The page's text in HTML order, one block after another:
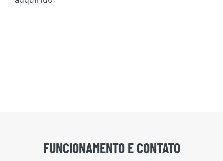
FUNCIONAMENTO E CONTATO